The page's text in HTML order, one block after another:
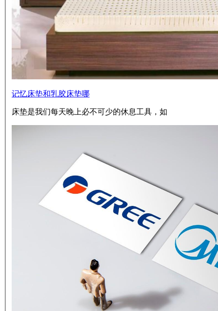
记忆床垫和乳胶床垫哪
床垫是我们每天晚上必不可少的休息工具，如